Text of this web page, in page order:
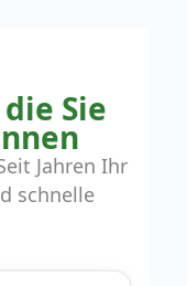
Sie
Jahren Ihr
schnelle